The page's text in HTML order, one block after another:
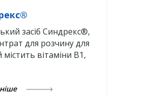
засіб Синдрекс®,
для розчину для
містить вітаміни В1,